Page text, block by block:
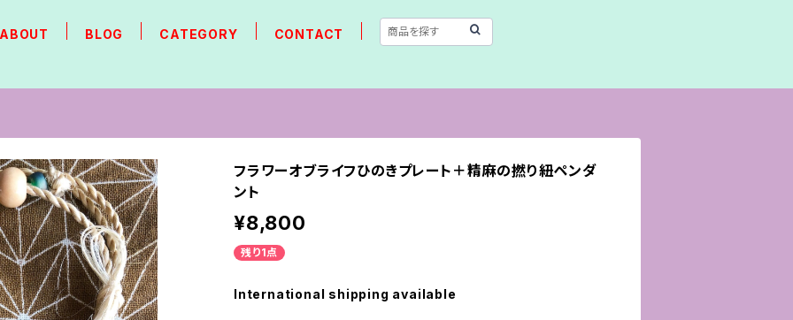
BLOG CATEGORY CONTACT
フラワーオブライフひのきプレート＋精麻の撚り紐ペンダ
ント
¥8,800
残り1点
International shipping available